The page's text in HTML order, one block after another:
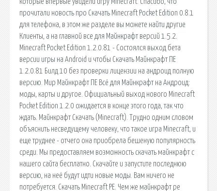
прочитали новость про Скачать Minecraft Pocket Edition 0.8.1
для телефона, в этом же разделе вы можете найти другие
Клиенты, а на главной все для Майнкрафт версий 1.5.2.
Minecraft Pocket Edition 1.2.0.81 - Состоялся выход бета
версии игры на Android и чтобы Скачать Майнкрафт ПЕ
1.2.0.81 Билд 10 без проверки лицензии на андроид полную
версию. Мир Майнкрафт ПЕ Всё для Майнкрафт на Андроид:
моды, карты и другое. Официальный выход нового Minecraft
Pocket Edition 1.2.0 ожидается в конце этого года, так что
ждать. Майнкрафт Скачать (Minecraft). Трудно одним словом
объяснить несведущему человеку, что такое игра Minecraft, и
еще труднее - отчего она приобрела бешеную популярность
среди. Мы предоставляем возможность скачать майнкрафт с
нашего сайта бесплатно. Скачайте и запустите последнюю
версию, на неё будут идти новые моды. Вам ничего не
потребуется. Скачать Minecraft PE. Чем же майнкрафт pe